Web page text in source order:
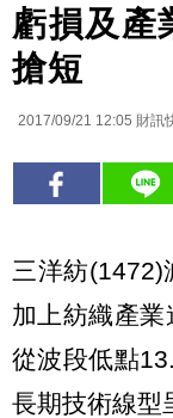
虧損及產
搶短
2017/09/21 12:05 財訊
三洋紡(1472)
加上紡織產
從波段低點
長期技術線型